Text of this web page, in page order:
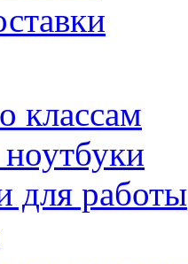
классам
для работы